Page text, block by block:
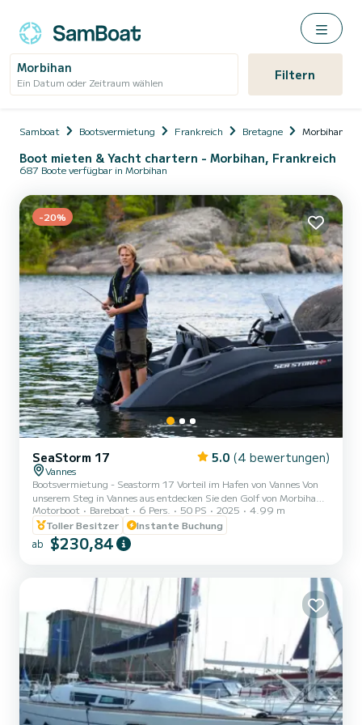
Morbihan
Ein Datum oder Zeitraum wählen Filtern
Samboat Bootsvermietung Frankreich Bretagne Morbihan
Boot mieten & Yacht chartern - Morbihan, Frankreich
687 Boote verfügbar in Morbihan
-20%
SeaStorm 17 5.0 (4 bewertungen)
Vannes
Bootsvermietung - Seastorm 17 Vorteil im Hafen von Vannes Von
unserem Steg in Vannes aus entdecken Sie den Golf von Morbihan
und seine Inseln auf einem Seastorm 17 Vorteil. Leicht zu
handhaben und ausgestattet mit einem 50-PS-Motor, kann dieses
kompakte 5-Meter-Boot bis zu 6 Personen beherbergen. An Bord
genießen Sie eine bequeme Polsterung. In Bezug auf die Navigation
Gelassenheit während Ihrer gesamten Ausfahrt. Ob Sie alleine o...
Motorboot Bareboat 6 Pers. 50 PS 2025
4.99 m
Toller Besitzer
Instante Buchung
ab $230,84